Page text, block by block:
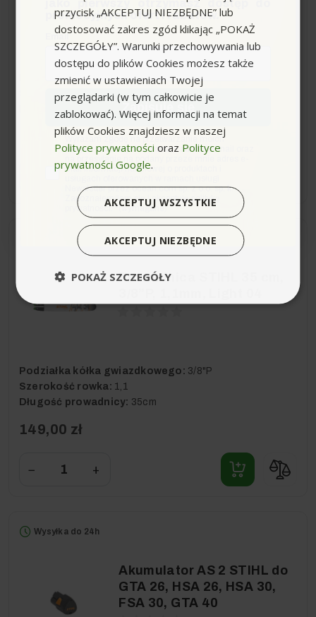
Podziałka kółka gwiazdkowego: .325"
Szerokość rowka: 1,3
Długość prowadnicy:
40cm
145,00 zł
Wysyłka do 24h
Prowadnica STIHL 35 cm,
Podziałka kółka gwiazdkowego: 3/8"P
Szerokość rowka: 1,1
Długość prowadnicy: 35cm
149,00 zł
− +
Wysyłka do 24h
Akumulator AS 2 STIHL do
GTA 26, HSA 26, HSA 30,
FSA 30, GTA 40
przycisk „AKCEPTUJ NIEZBĘDNE” lub
dostosować zakres zgód klikając „POKAŻ
SZCZEGÓŁY”. Warunki przechowywania lub
dostępu do plików Cookies możesz także
zmienić w ustawieniach Twojej
przeglądarki (w tym całkowicie je
zablokować). Więcej informacji na temat
plików Cookies znajdziesz w naszej
Polityce prywatności oraz Polityce
prywatności Google.
AKCEPTUJ WSZYSTKIE
AKCEPTUJ NIEZBĘDNE
POKAŻ SZCZEGÓŁY
jako pierwszy otrzymasz dostęp do
promocyjnych ofert i rabatów.
Zapisuję się
zgodaWyrażam zgodę na przetwarzanie moich
danych osobowych w postaci adresu e-mail oraz
na przesyłanie na podany przeze mnie adres e-
mail informacji handlowej o produktach i
Newsletter przez ocean.com sp. z o.o. sp. k.
Zapoznałem/łam się i akceptuję politykę
prywatności. *(wymagane)